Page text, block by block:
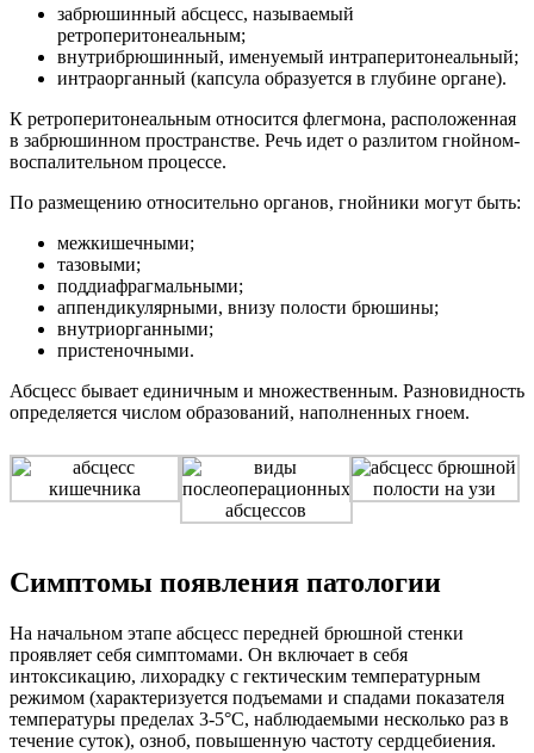
забрюшинный абсцесс, называемый
ретроперитонеальным;
внутрибрюшинный, именуемый интраперитонеальный;
интраорганный (капсула образуется в глубине органе).
К ретроперитонеальным относится флегмона, расположенная
в забрюшинном пространстве. Речь идет о разлитом гнойном-
воспалительном процессе.
По размещению относительно органов, гнойники могут быть:
межкишечными;
тазовыми;
поддиафрагмальными;
аппендикулярными, внизу полости брюшины;
внутриорганными;
пристеночными.
Абсцесс бывает единичным и множественным. Разновидность
определяется числом образований, наполненных гноем.
Симптомы появления патологии
На начальном этапе абсцесс передней брюшной стенки
проявляет себя симптомами. Он включает в себя
интоксикацию, лихорадку с гектическим температурным
режимом (характеризуется подъемами и спадами показателя
температуры пределах 3-5°С, наблюдаемыми несколько раз в
течение суток), озноб, повышенную частоту сердцебиения.